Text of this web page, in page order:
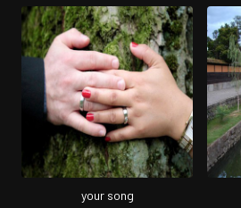
your song